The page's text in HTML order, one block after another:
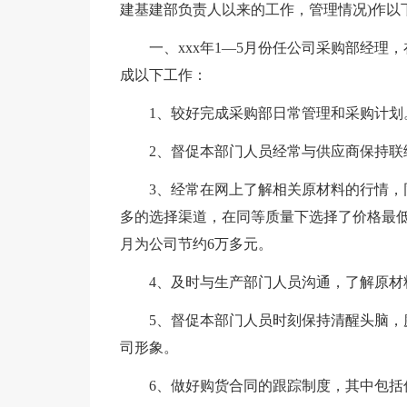
建基建部负责人以来的工作，管理情况)作以
一、xxx年1—5月份任公司采购部经理
成以下工作：
1、较好完成采购部日常管理和采购计划
2、督促本部门人员经常与供应商保持
3、经常在网上了解相关原材料的行情
多的选择渠道，在同等质量下选择了价格最
月为公司节约6万多元。
4、及时与生产部门人员沟通，了解原
5、督促本部门人员时刻保持清醒头脑
司形象。
6、做好购货合同的跟踪制度，其中包